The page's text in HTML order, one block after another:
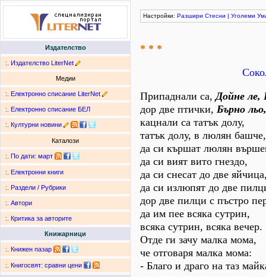
Издателство
:. Издателство LiterNet
Медии
:. Електронно списание LiterNet
:. Електронно списание БЕЛ
:. Културни новини
Каталози
:. По дати: март
:. Електронни книги
:. Раздели / Рубрики
:. Автори
:. Критика за авторите
Книжарници
:. Книжен пазар
:. Книгосвят: сравни цени
Настройки: Разшири Стесни | Уголеми
* * *
Припаднали са,Дойне ле,
дор две птички, Бърно
кацнали са татък долу,
татък долу, в люлян башче,
да си кършат люлян
да си вият вито гнездо,
да си снесат до две
да си излюпят до две
дор две пилци с пъстро
да им пее всяка сутрин,
всяка сутрин, всяка вечер.
Отде ги зачу малка мома,
че отговаря малка мома:
- Благо и драго на таз